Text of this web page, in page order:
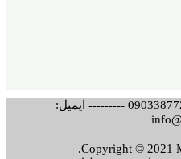
تماس با ما: 02188537875 - 09033877211 --------- ایمیل:
Copyright © 2021